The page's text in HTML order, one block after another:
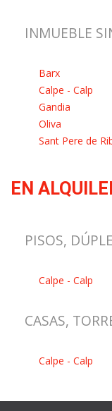
INMUEBLE
Barx
Calpe - Calp
Gandia
Oliva
Sant Pere de
EN
PISOS,
Calpe - Calp
CASAS,
Calpe - Calp